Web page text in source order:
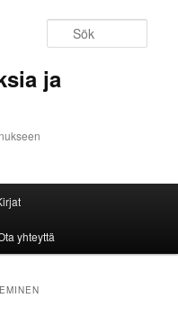
ja
yhteyttä